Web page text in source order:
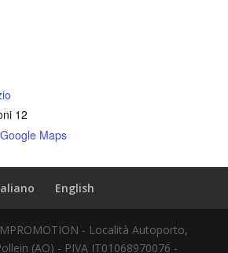
12
Maps
English
- Località Autoporto,
(AO) - PIVA IT01068970076 -